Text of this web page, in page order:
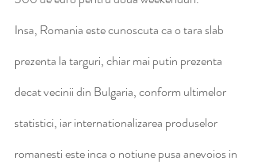
Insa, Romania este cunoscuta ca o tara slab
prezenta la targuri, chiar mai putin prezenta
decat vecinii din Bulgaria, con­form ultimelor
statistici, iar interna­tionalizarea produselor
romanesti este inca o notiune pusa anevoios in